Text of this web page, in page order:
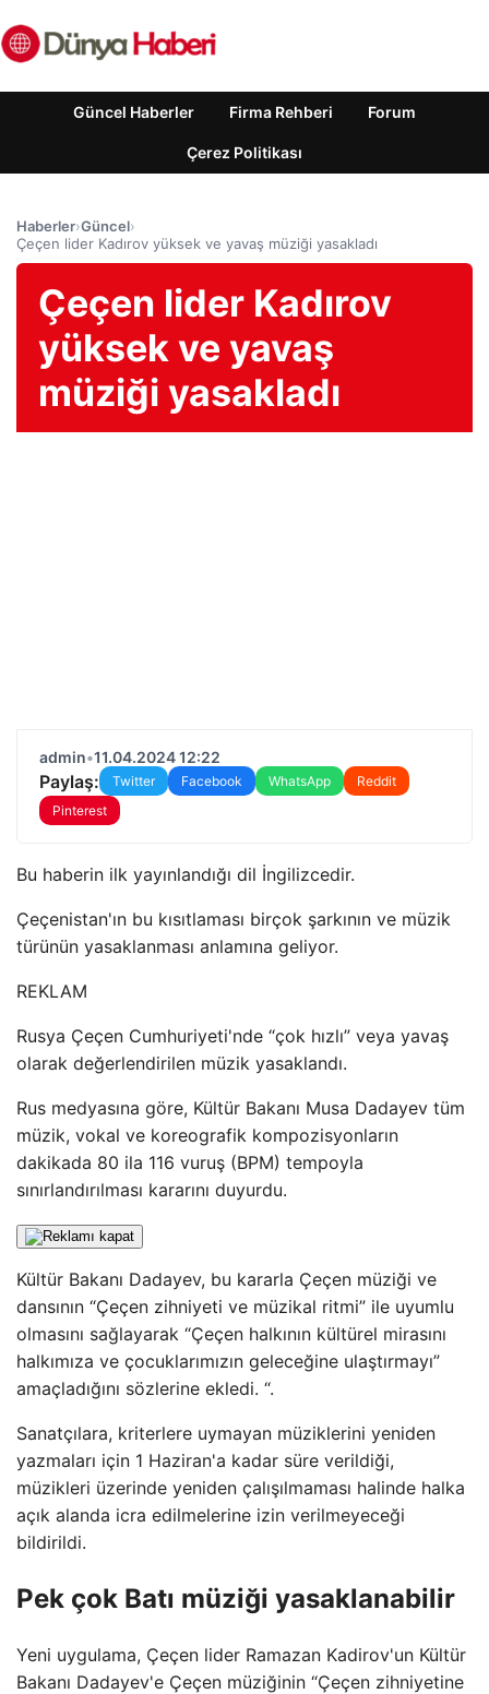
Güncel Haberler Firma Rehberi Forum
Çerez Politikası
Haberler›Güncel›
Çeçen lider Kadırov yüksek ve yavaş müziği yasakladı
Çeçen lider Kadırov
yüksek ve yavaş
müziği yasakladı
admin•11.04.2024 12:22
Paylaş: Twitter Facebook WhatsApp
Reddit
Pinterest
Bu haberin ilk yayınlandığı dil İngilizcedir.
Çeçenistan'ın bu kısıtlaması birçok şarkının ve müzik
türünün yasaklanması anlamına geliyor.
REKLAM
Rusya Çeçen Cumhuriyeti'nde “çok hızlı” veya yavaş
olarak değerlendirilen müzik yasaklandı.
Rus medyasına göre, Kültür Bakanı Musa Dadayev tüm
müzik, vokal ve koreografik kompozisyonların
dakikada 80 ila 116 vuruş (BPM) tempoyla
sınırlandırılması kararını duyurdu.
Kültür Bakanı Dadayev, bu kararla Çeçen müziği ve
dansının “Çeçen zihniyeti ve müzikal ritmi” ile uyumlu
olmasını sağlayarak “Çeçen halkının kültürel mirasını
halkımıza ve çocuklarımızın geleceğine ulaştırmayı”
amaçladığını sözlerine ekledi. “.
Sanatçılara, kriterlere uymayan müziklerini yeniden
yazmaları için 1 Haziran'a kadar süre verildiği,
müzikleri üzerinde yeniden çalışılmaması halinde halka
açık alanda icra edilmelerine izin verilmeyeceği
bildirildi.
Pek çok Batı müziği yasaklanabilir
Yeni uygulama, Çeçen lider Ramazan Kadirov'un Kültür
Bakanı Dadayev'e Çeçen müziğinin “Çeçen zihniyetine